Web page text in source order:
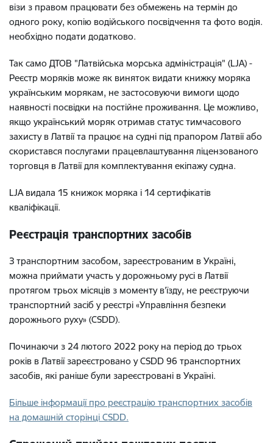
візи з правом працювати без обмежень на термін до
одного року, копію водійського посвідчення та фото водія.
необхідно подати додатково.
Так само ДТОВ "Латвійська морська адміністрація" (LJA) -
Реєстр моряків може як виняток видати книжку моряка
українським морякам, не застосовуючи вимоги щодо
наявності посвідки на постійне проживання. Це можливо,
якщо український моряк отримав статус тимчасового
захисту в Латвії та працює на судні під прапором Латвії або
скористався послугами працевлаштування ліцензованого
торговця в Латвії для комплектування екіпажу судна.
LJA видала 15 книжок моряка і 14 сертифікатів
кваліфікації.
Реєстрація транспортних засобів
З транспортним засобом, зареєстрованим в Україні,
можна приймати участь у дорожньому русі в Латвії
протягом трьох місяців з моменту в’їзду, не реєструючи
транспортний засіб у реєстрі «Управління безпеки
дорожнього руху» (CSDD).
Починаючи з 24 лютого 2022 року на період до трьох
років в Латвії зареєстровано у CSDD 96 транспортних
засобів, які раніше були зареєстровані в Україні.
Більше інформації про реєстрацію транспортних засобів
на домашній сторінці CSDD.